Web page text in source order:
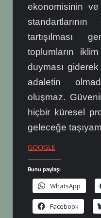
ekonomisinin
tartışılması
toplumların
duyması giderek
adaletin
oluşmaz.
hiçbir küresel
geleceğe
GOOGLE
Bunu paylaş:
WhatsApp
Facebook